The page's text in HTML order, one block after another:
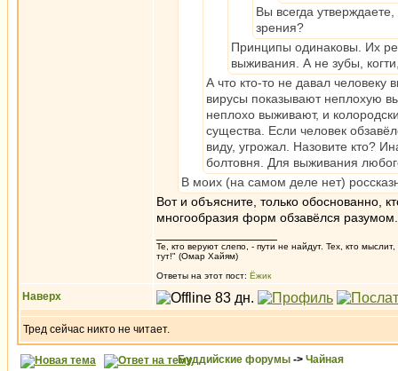
Вы всегда
зрения?
Принципы одинаковы. Их
выживания. А не зубы,
А что кто-то не давал человеку
вирусы показывают неплохую
неплохо выживают, и
существа. Если человек
виду, угрожал. Назовите кто?
болтовня. Для выживания
В моих (на самом деле нет)
Вот и объясните, только обоснованно,
многообразия форм обзавёлся разумом.
Те, кто веруют слепо, - пути не найдут. Тех, кто
тут!" (Омар Хайям)
Ответы на этот пост: Ёжик
Наверх
Тред сейчас никто не читает.
Буддийские форумы -> Чайная